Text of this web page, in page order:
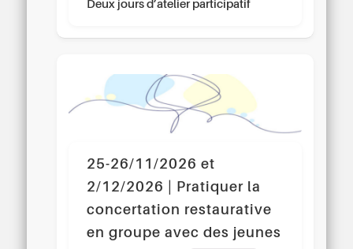
Deux jours d’atelier participatif
25-26/11/2026 et
2/12/2026 | Pratiquer la
concertation restaurative
en groupe avec des jeunes